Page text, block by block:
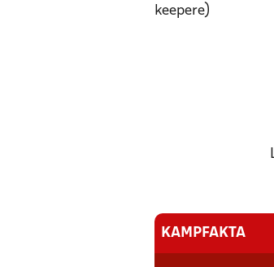
keepere)
KAMPFAKTA